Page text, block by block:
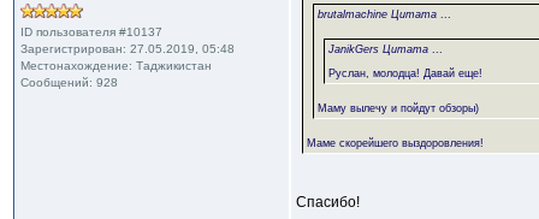
ID пользователя #10137
Зарегистрирован: 27.05.2019, 05:48
Местонахождение: Таджикистан
Сообщений: 928
brutalmachine Цитата ...
JanikGers Цитата ...
Руслан, молодца! Давай еще!
Маму вылечу и пойдут обзоры)
Маме скорейшего выздоровления!
Спасибо!